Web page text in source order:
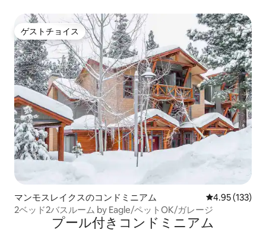
ゲストチョイス
ゲストチョイス
マンモスレイクスのコンドミニアム レビュー133
4.95 (133)
2ベッド2バスルーム by Eagle/ペットOK/ガレージ
プール付きコンドミニアム